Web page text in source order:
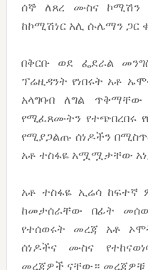
ሰኞ ለጸረ ሙስና ኮሚሽን
ከኮሚሽነር አሊ ሱሌማን ጋር
በቅርቡ ወደ ፌደራል
ፕሬዚዳንት የነበሩት አቶ
አላግባብ ለግል
የሚፈጸሙትን የተጭበረበሩ
የሚያጋልጡ ሰነዶችን
አቶ ተስፋዬ አሟሟታቸው
አቶ ተስፋዬ ኢሬሳ ከፍተኛ
ከመታሰራቸው በፊት
የተሰወሩት መረጃ አቶ
ሰነዶችና ሙስና
መረጃዎች ናቸው። መረጃዎቹ